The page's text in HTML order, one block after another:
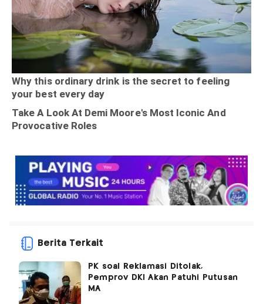
Berita Terkait
PK soal Reklamasi Ditolak,
Pemprov DKI Akan Patuhi Putusan
MA